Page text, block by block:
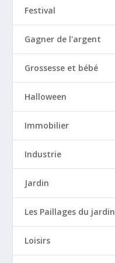
Festival
Gagner de l'argent
Grossesse et bébé
Halloween
Immobilier
Industrie
Jardin
Les Paillages du jardin
Loisirs